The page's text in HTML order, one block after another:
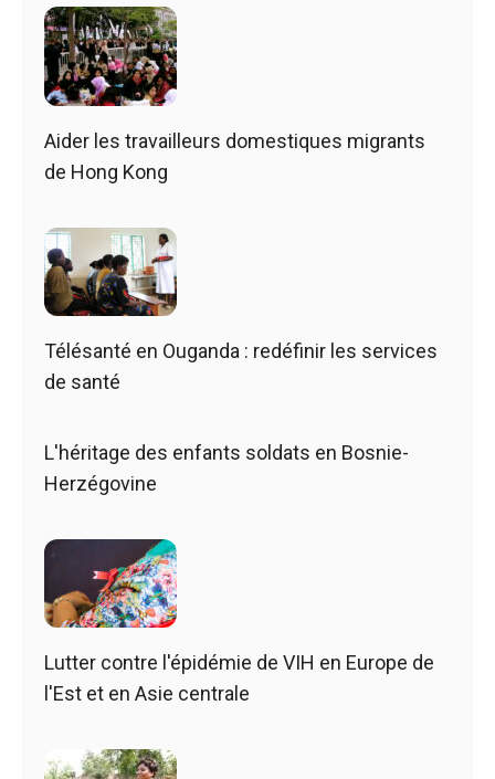
Aider les travailleurs domestiques migrants
de Hong Kong
Télésanté en Ouganda : redéfinir les services
de santé
L'héritage des enfants soldats en Bosnie-
Herzégovine
Lutter contre l'épidémie de VIH en Europe de
l'Est et en Asie centrale